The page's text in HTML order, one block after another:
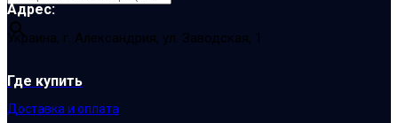
×
Адрес:
Украина, г. Александрия, ул. Заводская, 1
Где купить
Доставка и оплата